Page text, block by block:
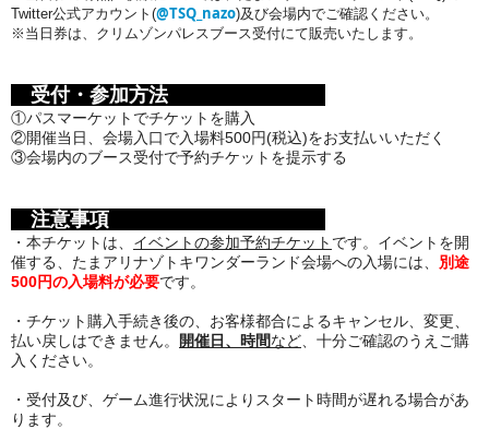
Twitter公式アカウント(@TSQ_nazo)及び会場内でご確認ください。
※当日券は、クリムゾンパレスブース受付にて販売いたします。
受付・参加方法
①パスマーケットでチケットを購入
②開催当日、会場入口で入場料500円(税込)をお支払いいただく
③会場内のブース受付で予約チケットを提示する
注意事項
・本チケットは、 イベントの参加予約チケット です。イベントを開
催する、 たまアリナゾトキワンダーランド会場への入場には、 別途
500円の入場料が必要です。
・チケット購入手続き後の、お客様都合によるキャンセル、変更、
払い戻しはできません。
開催日 、時間など 、十分ご確認のうえご購
入ください。
・受付及び、ゲーム進行状況によりスタート時間が遅れる場合があ
ります。